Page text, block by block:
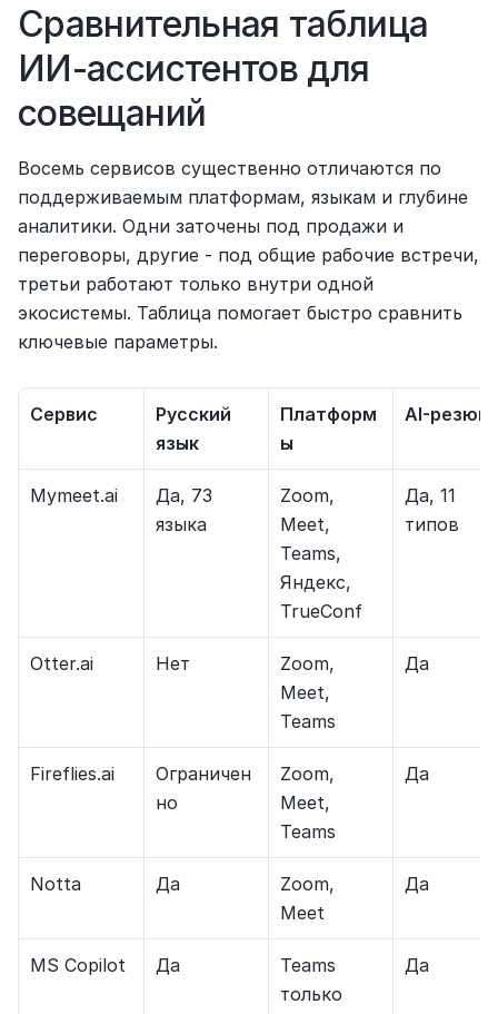
Сравнительная таблица
ИИ-ассистентов для
совещаний
Восемь сервисов существенно отличаются по
поддерживаемым платформам, языкам и глубине
аналитики. Одни заточены под продажи и
переговоры, другие - под общие рабочие встречи,
третьи работают только внутри одной
экосистемы. Таблица помогает быстро сравнить
ключевые параметры.
Сервис
Русский
язык
Платформ
ы
AI-
Mymeet.ai
Да, 73
языка
Zoom,
Meet,
Teams,
Яндекс,
TrueConf
Да, 11
типов
Otter.ai Нет
Zoom,
Meet,
Teams
Да
Fireflies.ai
Ограничен
но
Zoom,
Meet,
Teams
Да
Notta Да
Zoom,
Meet
Да
MS Copilot Да
Teams
только
Да